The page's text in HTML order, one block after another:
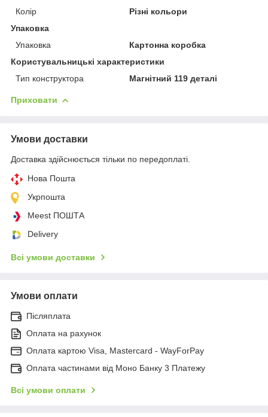
Колір
Різні кольори
Упаковка
Упаковка
Картонна коробка
Користувальницькі характеристики
Тип конструктора
Магнітний 119 деталі
Приховати
Умови доставки
Доставка здійснюється тільки по передоплаті.
Нова Пошта
Укрпошта
Meest ПОШТА
Delivery
Всі умови доставки
Умови оплати
Післяплата
Оплата на рахунок
Оплата картою Visa, Mastercard - WayForPay
Оплата частинами від Моно Банку 3 Платежу
Всі умови оплати